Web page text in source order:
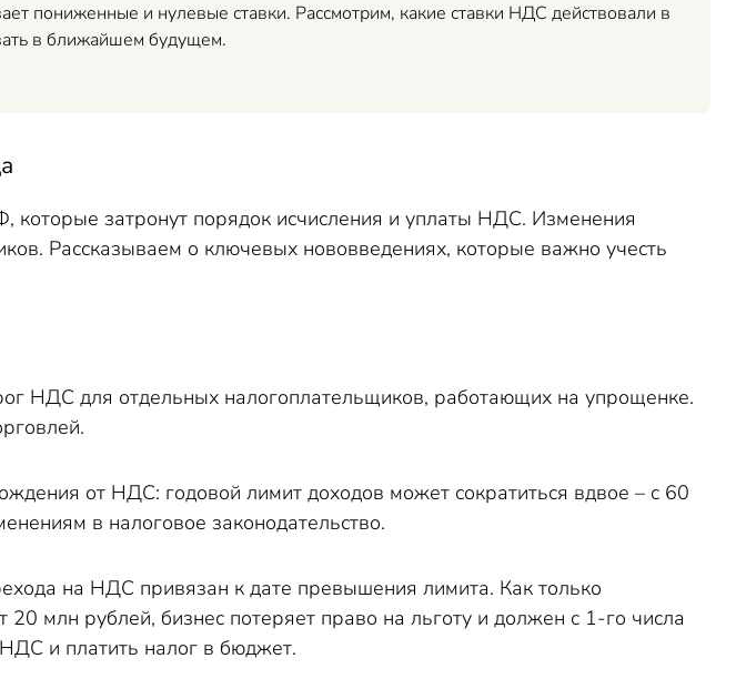
пониженные и нулевые ставки. Рассмотрим, какие ставки НДС действовали в
в ближайшем будущем.
которые затронут порядок исчисления и уплаты НДС. Изменения
Рассказываем о ключевых нововведениях, которые важно учесть
НДС для отдельных налогоплательщиков, работающих на упрощенке.
от НДС: годовой лимит доходов может сократиться вдвое – с 60
в налоговое законодательство.
на НДС привязан к дате превышения лимита. Как только
20 млн рублей, бизнес потеряет право на льготу и должен с 1-го числа
и платить налог в бюджет.